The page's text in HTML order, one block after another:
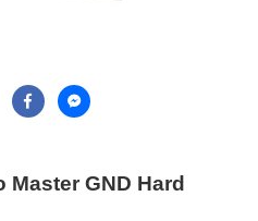
GND Hard